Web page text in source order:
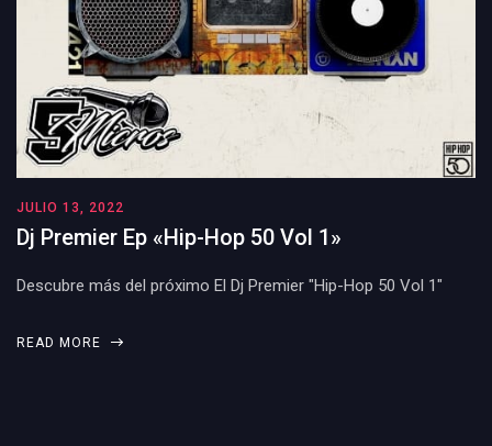
JULIO 13, 2022
Dj Premier Ep «Hip-Hop 50 Vol 1»
Descubre más del próximo El Dj Premier "Hip-Hop 50 Vol 1"
READ MORE